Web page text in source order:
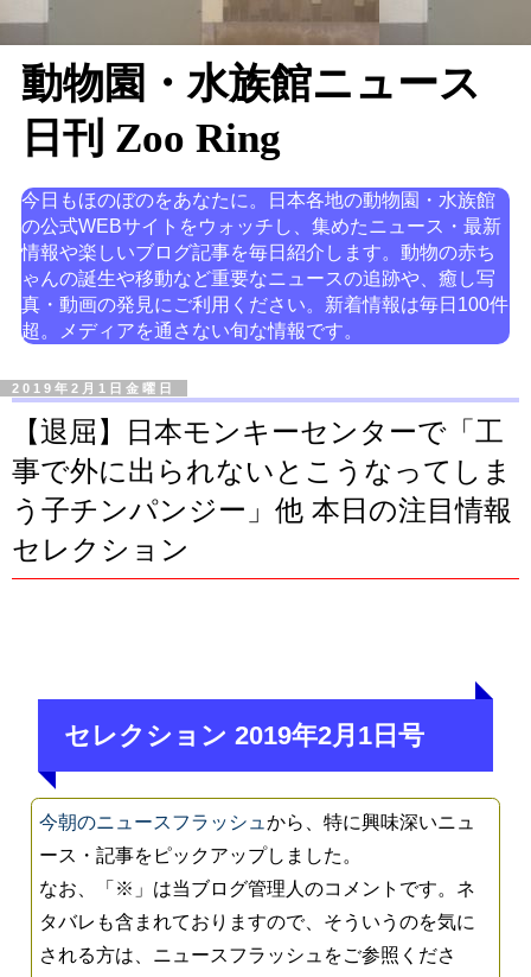
動物園・水族館ニュース
日刊 Zoo Ring
今日もほのぼのをあなたに。日本各地の動物園・水族館
の公式WEBサイトをウォッチし、集めたニュース・最新
情報や楽しいブログ記事を毎日紹介します。動物の赤ち
ゃんの誕生や移動など重要なニュースの追跡や、癒し写
真・動画の発見にご利用ください。新着情報は毎日100件
超。メディアを通さない旬な情報です。
2019年2月1日金曜日
【退屈】日本モンキーセンターで「工
事で外に出られないとこうなってしま
う子チンパンジー」他 本日の注目情報
セレクション
セレクション 2019年2月1日号
今朝のニュースフラッシュから、特に興味深いニュ
ース・記事をピックアップしました。
なお、「※」は当ブログ管理人のコメントです。ネ
タバレも含まれておりますので、そういうのを気に
される方は、ニュースフラッシュをご参照くださ